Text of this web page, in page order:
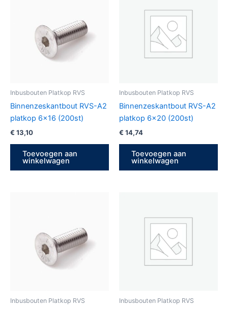
Inbusbouten Platkop RVS
Binnenzeskantbout RVS-A2
platkop 6×16 (200st)
€ 13,10
Toevoegen aan
winkelwagen
Inbusbouten Platkop RVS
Binnenzeskantbout RVS-A2
platkop 6×20 (200st)
€ 14,74
Toevoegen aan
winkelwagen
Inbusbouten Platkop RVS Inbusbouten Platkop RVS